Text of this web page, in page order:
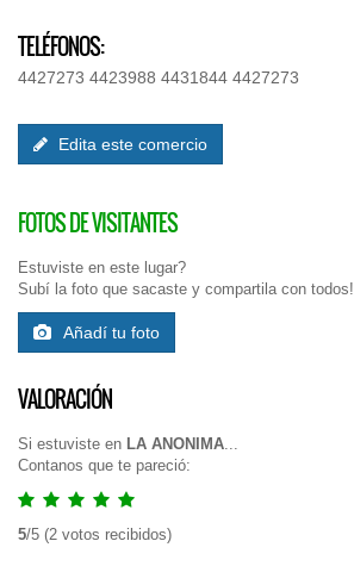
TELÉFONOS:
4427273 4423988 4431844 4427273
Edita este comercio
FOTOS DE VISITANTES
Estuviste en este lugar?
Subí la foto que sacaste y compartila con todos!
Añadí tu foto
VALORACIÓN
Si estuviste en LA ANONIMA...
Contanos que te pareció:
5/5 (2 votos recibidos)